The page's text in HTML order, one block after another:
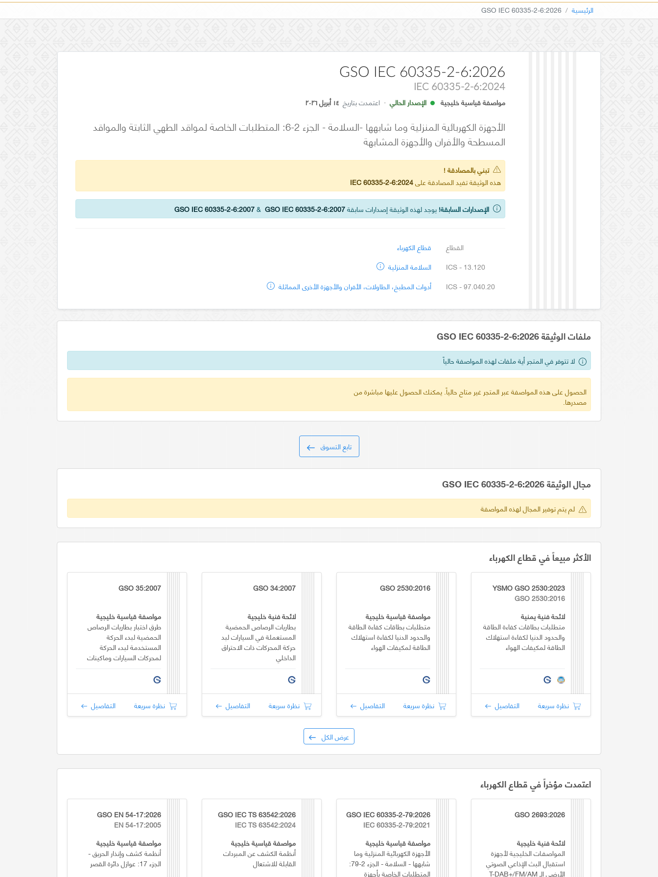
الرئيسية GSO IEC 60335-2-6:2026
GSO IEC 60335-2-6:2026
IEC 60335-2-6:2024
مواصفة قياسية خليجية الإصدار الحالي · اعتمدت بتاريخ ١٤ أبريل ٢٠٢٦
الأجهزة الكهربائية المنزلية وما شابهها -السلامة - الجزء 2-6: المتطلبات الخاصة لمواقد الطهي الثابتة والمواقد
المسطحة والأفران والأجهزة المشابهة
تبني بالمصادقة !
هذه الوثيقة تفيد المصادقة علىIEC 60335-2-6:2024
الإصدارات السابقة! يوجد لهذه الوثيقة إصدارات سابقة GSO IEC 60335-2-6:2007&GSO IEC 60335-2-6:2007
القطاع
قطاع الكهرباء
ICS - 13.120
السلامة المنزلية
ICS - 97.040.20
أدوات المطبخ، الطاولات، الأفران والأجهزة الأخرى المماثلة
ملفات الوثيقة GSO IEC 60335-2-6:2026
لا تتوفر في المتجر أية ملفات لهذه المواصفة حالياً
الحصول على هذه المواصفة عبر المتجر غير متاح حالياً. يمكنك الحصول عليها مباشرة من
مصدرها.
تابع التسوق
مجال الوثيقة GSO IEC 60335-2-6:2026
لم يتم توفير المجال لهذه المواصفة
الأكثر مبيعاً في قطاع الكهرباء
YSMO GSO 2530:2023
GSO 2530:2016
لائحة فنية يمنية
متطلبات بطاقات كفاءة الطاقة
والحدود الدنيا لكفاءة استهلاك
الطاقة لمكيفات الهواء
نظرة سريعة التفاصيل
GSO 2530:2016
مواصفة قياسية خليجية
متطلبات بطاقات كفاءة الطاقة
والحدود الدنيا لكفاءة استهلاك
الطاقة لمكيفات الهواء
نظرة سريعة التفاصيل
GSO 34:2007
لائحة فنية خليجية
بطاريات الرصاص الحمضية
المستعملة في السيارات لبد
حركة المحركات ذات الاحتراق
الداخلي
نظرة سريعة التفاصيل
GSO 35:2007
مواصفة قياسية خليجية
طرق اختبار بطاريات الرصاص
الحمضية لبدء الحركة
المستخدمة لبدء الحركة
لمحركات السيارات وماكينات
نظرة سريعة التفاصيل
عرض الكل
اعتمدت مؤخراً في قطاع الكهرباء
GSO 2693:2026
لائحة فنية خليجية
المواصفـات الخليجية لأجهزة
استقبال البث الإذاعي الصوتي
الأرضي الـ T-DAB+/FM/AM
GSO IEC 60335-2-79:2026
IEC 60335-2-79:2021
مواصفة قياسية خليجية
الأجهزة الكهربائية المنزلية وما
شابهها - السلامة - الجزء 2-79:
المتطلبات الخاصة بأجهزة
GSO IEC TS 63542:2026
IEC TS 63542:2024
مواصفة قياسية خليجية
أنظمة الكشف عن المبردات
القابلة للاشتعال
GSO EN 54-17:2026
EN 54-17:2005
مواصفة قياسية خليجية
أنظمة كشف وإنذار الحريق -
الجزء 17: عوازل دائرة القصر